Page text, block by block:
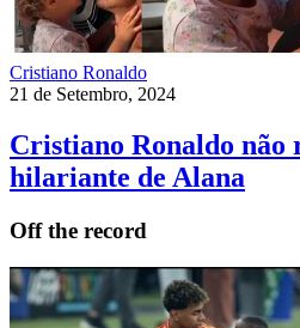
Cristiano Ronaldo
21 de Setembro, 2024
Cristiano Ronaldo não
hilariante de Alana
Off the record